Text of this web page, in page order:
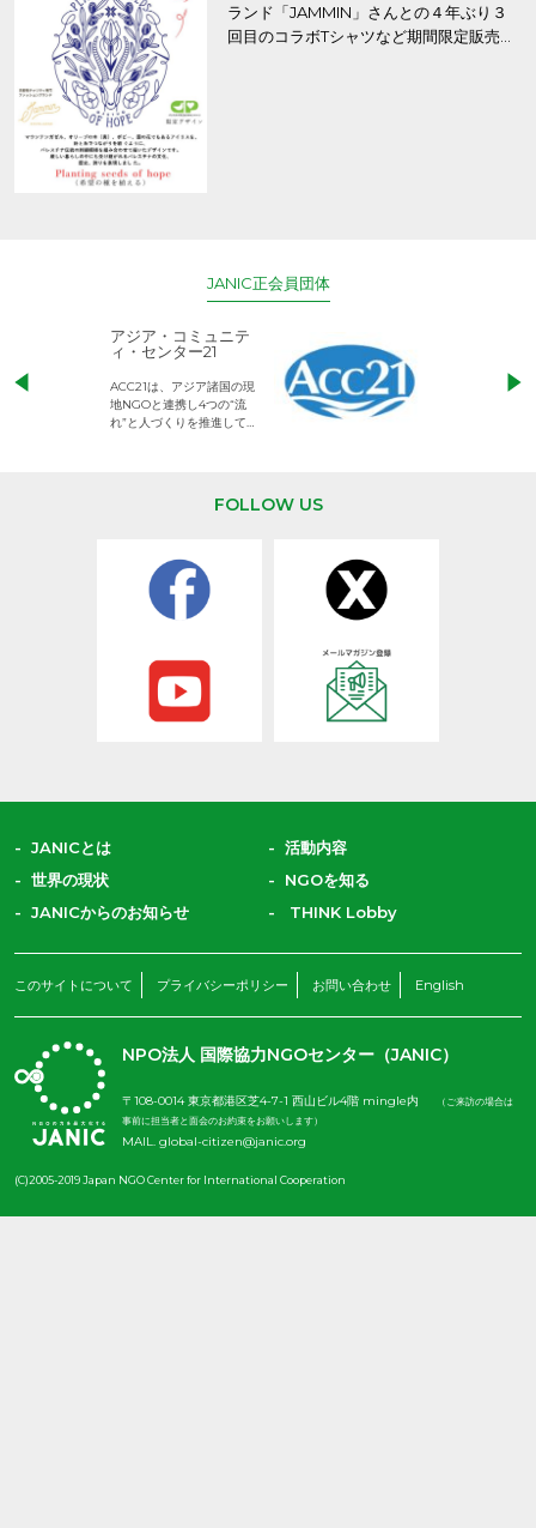
ランド「JAMMIN」さんとの４年ぶり３
回目のコラボTシャツなど期間限定販売、
JANIC正会員団体
アジア・コミュニテ
ィ・センター21
ACC21は、アジア諸国の現
地NGOと連携し4つの“流
れ”と人づくりを推進してい
児童労働のない
権利が守られた
FOLLOW US
JANICとは
活動内容
世界の現状
NGOを知る
JANICからのお知らせ
THINK Lobby
このサイトについて プライバシーポリシー お問い合わせ English
NPO法人 国際協力NGOセンター（JANIC）
〒108-0014 東京都港区芝4-7-1 西山ビル4階 mingle内
（ご来訪の場合は
事前に担当者と面会のお約束をお願いします）
MAIL. global-citizen@janic.org
(C)2005-2019 Japan NGO Center for International Cooperation